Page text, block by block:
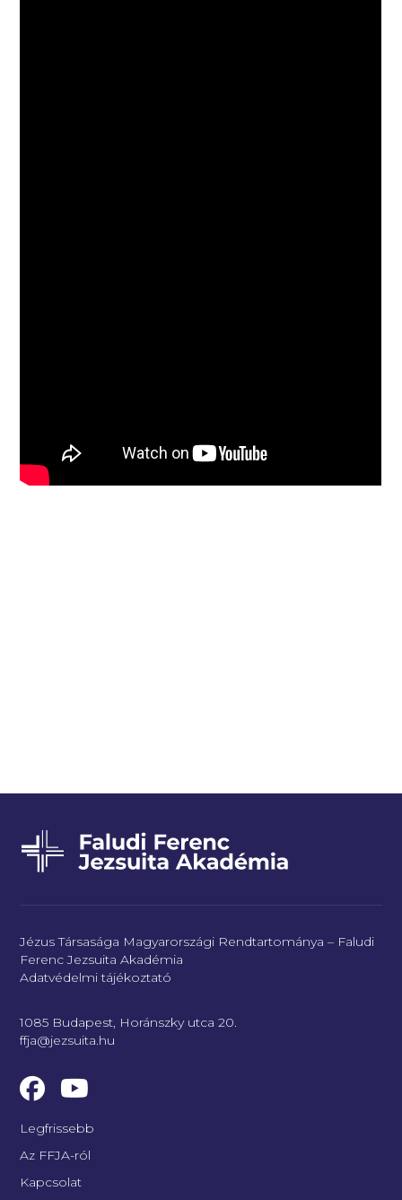
Jézus Társasága Magyarországi Rendtartománya – Faludi
Ferenc Jezsuita Akadémia
Adatvédelmi tájékoztató
1085 Budapest, Horánszky utca 20.
ffja@jezsuita.hu
Legfrissebb
Az FFJA-ról
Kapcsolat